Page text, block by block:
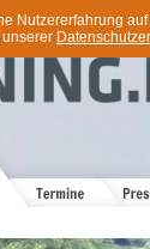
Nutzererfahrung